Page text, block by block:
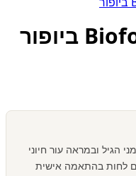
הגיל ובמראה עור חיוני
לחות בהתאמה אישית